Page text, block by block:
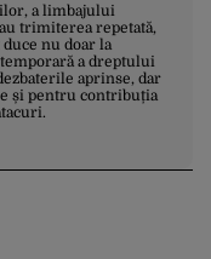
a limbajului
trimiterea repetată,
nu doar la
a dreptului
aprinse, dar
și pentru contribuția